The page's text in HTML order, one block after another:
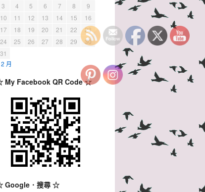
3
4 5 6 7 8
9
10
11 12 13 14 15
16
17
18 19 20 21 22
23
24
25 26 27 28 29
30
31
月
My Facebook QR Code ☆
Google．搜尋 ☆